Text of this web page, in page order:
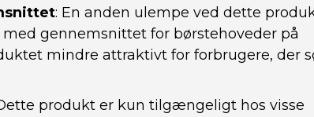
: En anden ulempe ved dette
gennemsnittet for børstehoveder på
mindre attraktivt for forbrugere, der
produkt er kun tilgængeligt hos visse